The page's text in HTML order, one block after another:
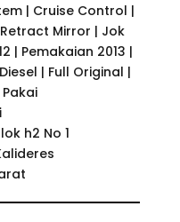
| Cruise Control |
Mirror | Jok
| Pemakaian 2013 |
| Full Original |
h2 No 1